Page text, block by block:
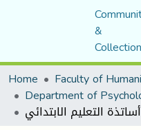
&
Home
Department of